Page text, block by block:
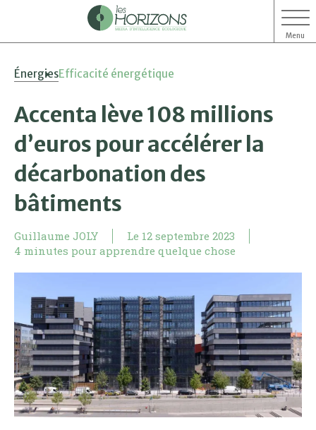
Menu
ÉnergiesEfficacité énergétique
Accenta lève 108 millions
d’euros pour accélérer la
décarbonation des
bâtiments
Guillaume JOLY Le 12 septembre 2023
4 minutes pour apprendre quelque chose